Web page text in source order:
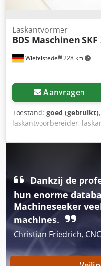
Wiefelstede 228 km
Laskantvormer
BDS Maschinen SKF
Aanvragen
Toestand: goed (gebruikt)
laskantvoorbereider,
kantfreesapparaat,
freesmachine - Fabrikant:
laskantvormer/
Afjx Ea Ayoisf - Type: SKF
Toebehoren: zie foto's -
- Totaalgewicht: 33,2 kg
Dankzij de
hun enorme
Machineseeker
machines.
Christian Friedrich,